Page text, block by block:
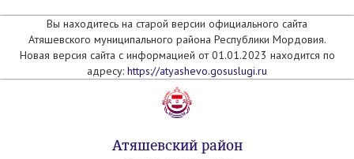
Вы находитесь на старой версии официального сайта
Атяшевского муниципального района Республики Мордовия.
Новая версия сайта с информацией от 01.01.2023 находится по
адресу: https://atyashevo.gosuslugi.ru
Атяшевский район